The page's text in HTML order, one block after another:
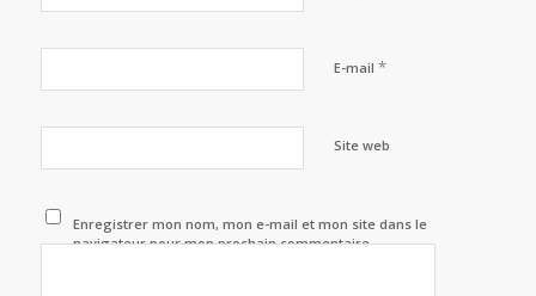
E-mail *
Site web
Enregistrer mon nom, mon e-mail et mon site dans le
navigateur pour mon prochain commentaire.